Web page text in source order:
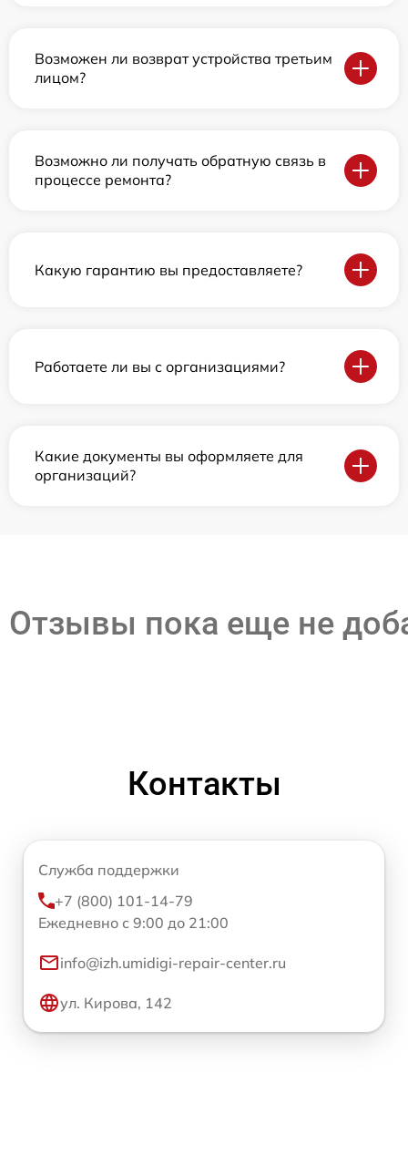
Возможен ли возврат устройства третьим
лицом?
Возможно ли получать обратную связь в
процессе ремонта?
Какую гарантию вы предоставляете?
Работаете ли вы с организациями?
Какие документы вы оформляете для
организаций?
Отзывы пока еще не
Контакты
Служба поддержки
+7 (800) 101-14-79
Ежедневно с 9:00 до 21:00
info@izh.umidigi-repair-center.ru
ул. Кирова, 142